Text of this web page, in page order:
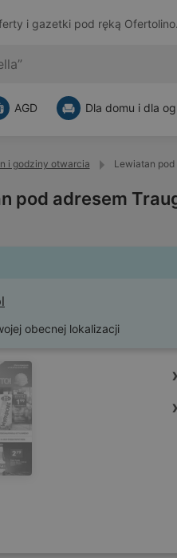
i gazetki pod ręką
AGD Dla domu i dla
i godziny otwarcia Lewiatan pod
pod adresem
obecnej lokalizacji